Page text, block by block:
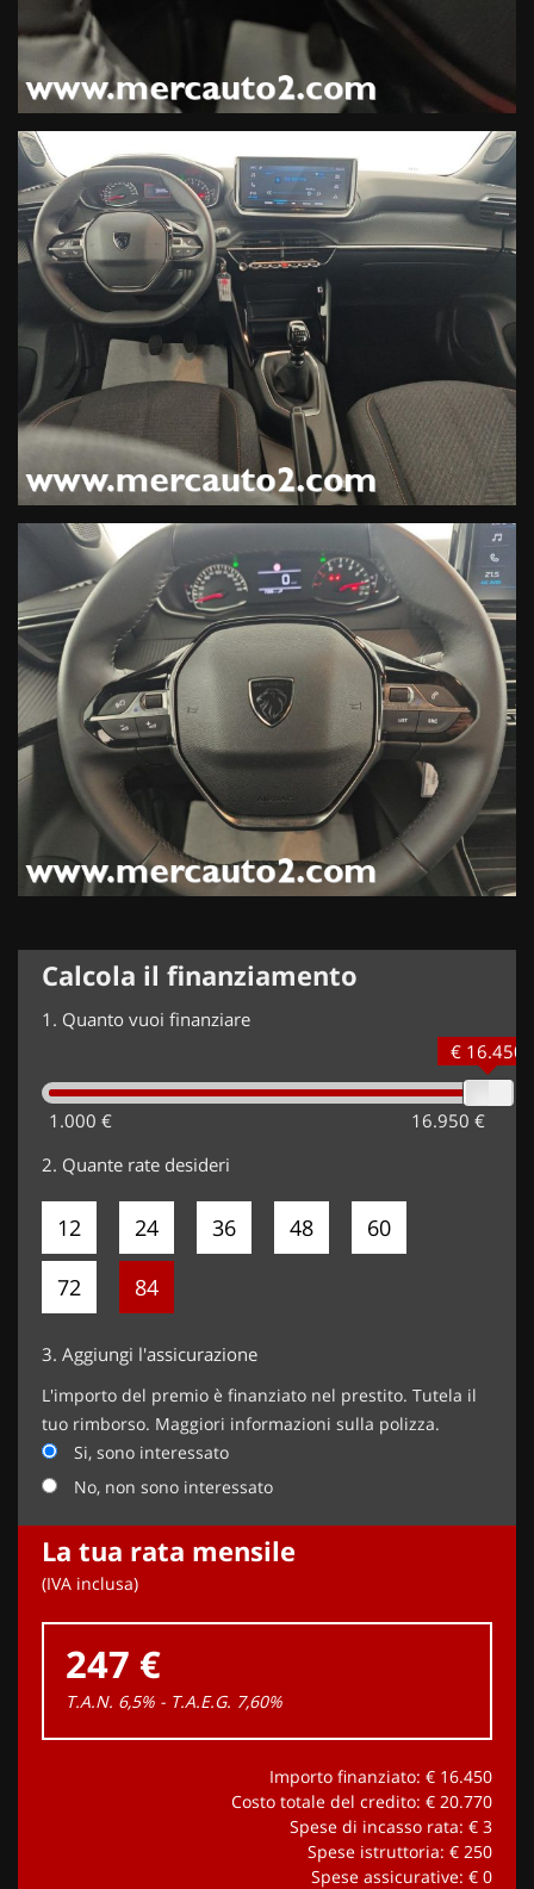
Calcola il finanziamento
1. Quanto vuoi finanziare
1.000 € 16.950 €
€ 16.450
2. Quante rate desideri
12 24 36 48 60
72 84
3. Aggiungi l'assicurazione
L'importo del premio è finanziato nel prestito. Tutela il
tuo rimborso. Maggiori informazioni sulla polizza.
Si, sono interessato
No, non sono interessato
La tua rata mensile
(IVA inclusa)
247 €
T.A.N. 6,5% - T.A.E.G. 7,60%
Importo finanziato: € 16.450
Costo totale del credito: € 20.770
Spese di incasso rata: € 3
Spese istruttoria: € 250
Spese assicurative: € 0